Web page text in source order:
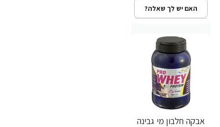
האם יש לך שאלה?
אבקה חלבון מי גבינה